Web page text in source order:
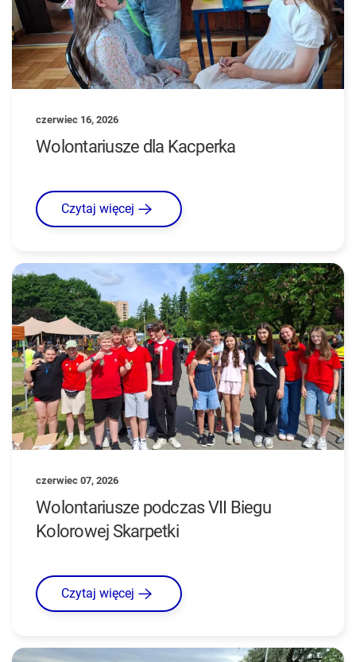
czerwiec 16, 2026
Wolontariusze dla Kacperka
Czytaj więcej
czerwiec 07, 2026
Wolontariusze podczas VII Biegu
Kolorowej Skarpetki
Czytaj więcej